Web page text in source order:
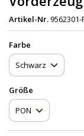
Artikel-Nr.9562301-
Farbe
Größe